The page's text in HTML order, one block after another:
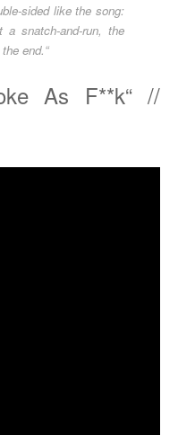
sided like the song:
snatch-and-run, the
end.“
As F**k“ //